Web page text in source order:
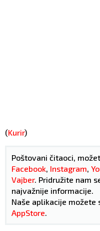
(Kurir)
Poštovani čitaoci,
Facebook, Instagram,
Vajber. Pridružite nam
najvažnije informacije.
Naše aplikacije možete
AppStore.